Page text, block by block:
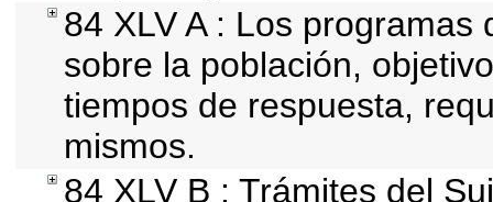
84 XLV A : Los
sobre la población,
tiempos de respuesta,
mismos.
84 XLV B : Trámites del